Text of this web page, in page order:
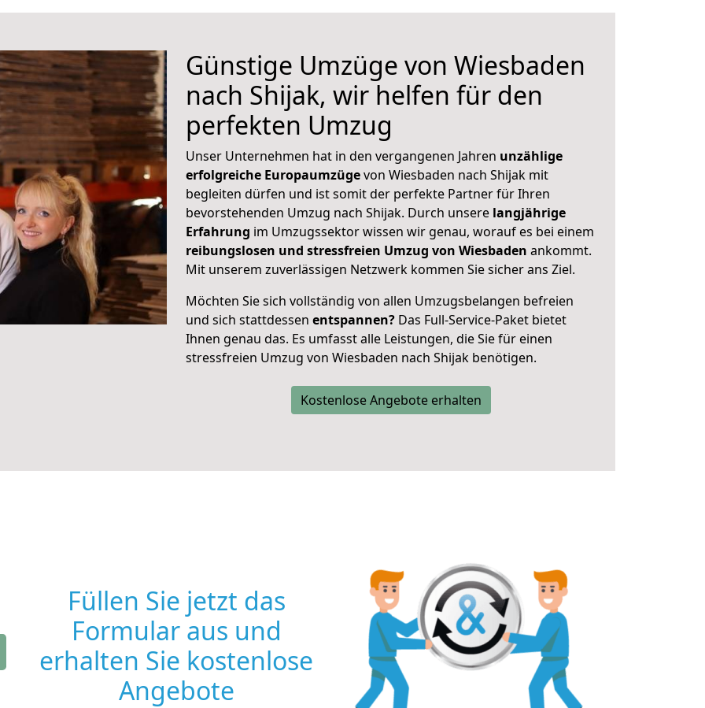
Günstige Umzüge von Wiesbaden
nach Shijak, wir helfen für den
perfekten Umzug
Unser Unternehmen hat in den vergangenen Jahren unzählige
erfolgreiche Europaumzügevon Wiesbaden nach Shijak mit
begleiten dürfen und ist somit der perfekte Partner für Ihren
bevorstehenden Umzug nach Shijak. Durch unsere langjährige
Erfahrung im Umzugssektor wissen wir genau, worauf es bei einem
reibungslosen und stressfreien Umzug von Wiesbaden ankommt.
Mit unserem zuverlässigen Netzwerk kommen Sie sicher ans Ziel.
Möchten Sie sich vollständig von allen Umzugsbelangen befreien
und sich stattdessen entspannen? Das Full-Service-Paket bietet
Ihnen genau das. Es umfasst alle Leistungen, die Sie für einen
stressfreien Umzug von Wiesbaden nach Shijak benötigen.
Kostenlose Angebote erhalten
Füllen Sie jetzt das
Formular aus und
erhalten Sie kostenlose
Angebote